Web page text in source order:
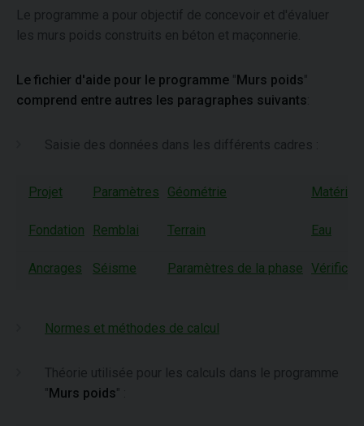
Le programme a pour objectif de concevoir et d'évaluer
les murs poids construits en béton et maçonnerie.
Le fichier d'aide pour le programme "Murs poids"
comprend entre autres les paragraphes suivants
Saisie des données dans les différents cadres :
Projet Paramètres Géométrie Matériau
Fondation Remblai Terrain Eau
Ancrages Séisme Paramètres de la phase
Normes et méthodes de calcul
Théorie utilisée pour les calculs dans le programme
"Murs poids" :